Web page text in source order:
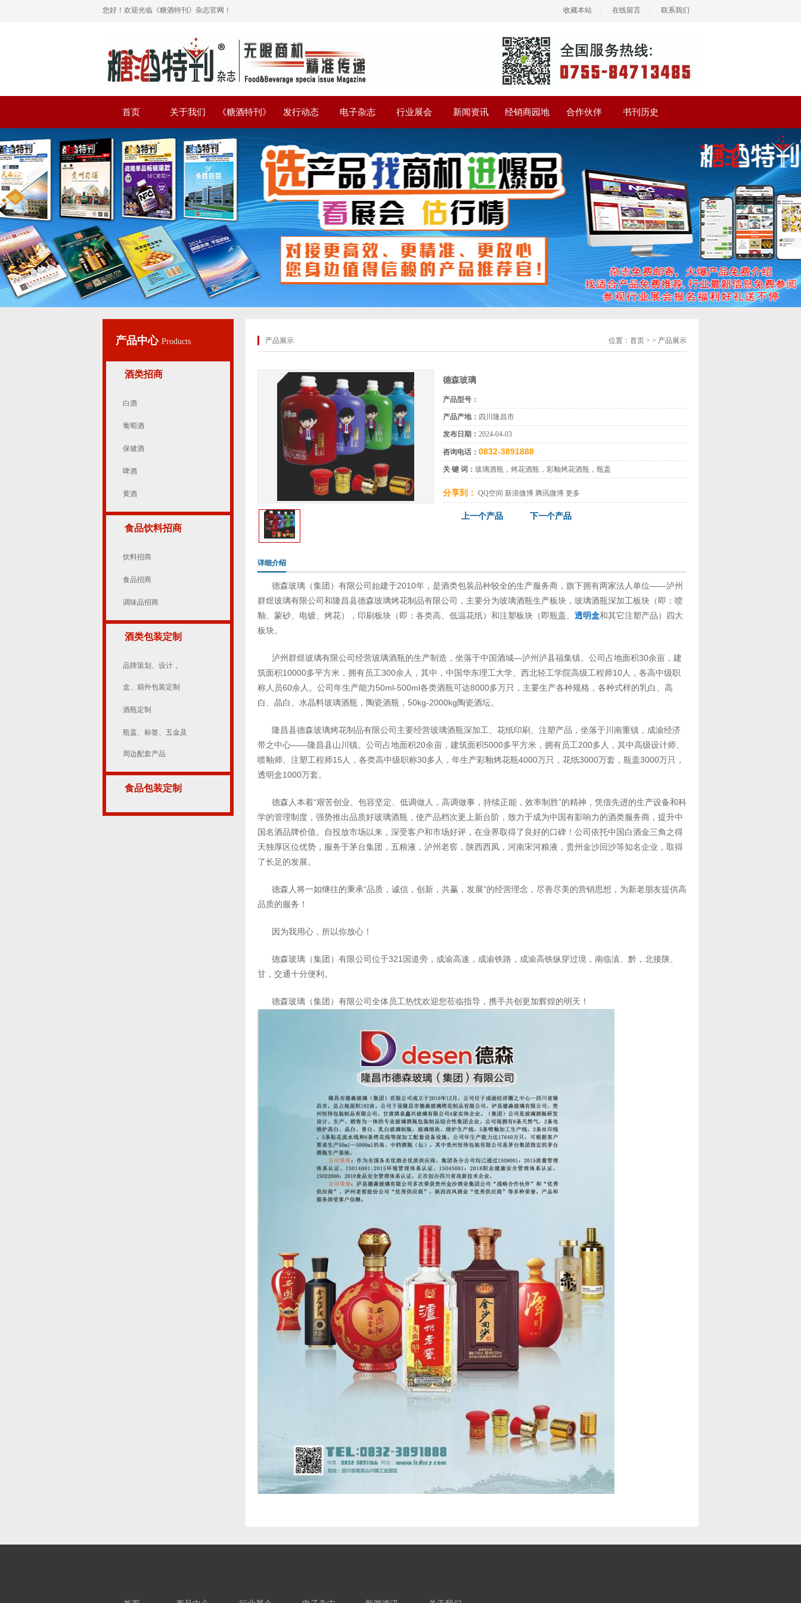
您好！欢迎光临《糖酒特刊》杂志官网！ 收藏本站 在线留言 联系我们
首页 关于我们 《糖酒特刊》 发行动态 电子杂志 行业展会 新闻资讯 经销商园地 合作伙伴 书刊历史
产品中心 Products
酒类招商
白酒
葡萄酒
保健酒
啤酒
黄酒
食品饮料招商
饮料招商
食品招商
调味品招商
酒类包装定制
品牌策划、设计，
盒、箱外包装定制
酒瓶定制
瓶盖、标签、五金及
周边配套产品
食品包装定制
产品展示 位置： 首页 > > 产品展示
德森玻璃
产品型号：
产品产地： 四川隆昌市
发布日期： 2024-04-03
咨询电话： 0832-3891888
关 键 词： 玻璃酒瓶，烤花酒瓶，彩釉烤花酒瓶，瓶盖
分享到： QQ空间 新浪微博 腾讯微博 更多
下一个产品
上一个产品
详细介绍
德森玻璃（集团）有限公司始建于2010年，是酒类包装品种较全的生产服务商，旗下拥有两家法人单位——泸州
群煜玻璃有限公司和隆昌县德森玻璃烤花制品有限公司，主要分为玻璃酒瓶生产板块，玻璃酒瓶深加工板块（即：喷
釉、蒙砂、电镀、烤花），印刷板块（即：各类高、低温花纸）和注塑板块（即瓶盖、 透明盒和其它注塑产品）四大
板块。
泸州群煜玻璃有限公司经营玻璃酒瓶的生产制造，坐落于中国酒城—泸州泸县福集镇。公司占地面积30余亩，建
筑面积10000多平方米，拥有员工300余人，其中，中国华东理工大学、西北轻工学院高级工程师10人，各高中级职
称人员60余人。公司年生产能力50ml-500ml各类酒瓶可达8000多万只，主要生产各种规格，各种式样的乳白、高
白、晶白、水晶料玻璃酒瓶，陶瓷酒瓶，50kg-2000kg陶瓷酒坛。
隆昌县德森玻璃烤花制品有限公司主要经营玻璃酒瓶深加工、花纸印刷、注塑产品，坐落于川南重镇，成渝经济
带之中心——隆昌县山川镇。公司占地面积20余亩，建筑面积5000多平方米，拥有员工200多人，其中高级设计师、
喷釉师、注塑工程师15人，各类高中级职称30多人，年生产彩釉烤花瓶4000万只，花纸3000万套，瓶盖3000万只，
透明盒1000万套。
德森人本着“艰苦创业、包容坚定、低调做人，高调做事，持续正能，效率制胜”的精神，凭借先进的生产设备和科
学的管理制度，强势推出品质好玻璃酒瓶，使产品档次更上新台阶，致力于成为中国有影响力的酒类服务商，提升中
国名酒品牌价值。自投放市场以来，深受客户和市场好评，在业界取得了良好的口碑！公司依托中国白酒金三角之得
天独厚区位优势，服务于茅台集团，五粮液，泸州老窖，陕西西凤，河南宋河粮液，贵州金沙回沙等知名企业，取得
了长足的发展。
德森人将一如继往的秉承“品质，诚信，创新，共赢，发展”的经营理念，尽善尽美的营销思想，为新老朋友提供高
品质的服务！
因为我用心，所以你放心！
德森玻璃（集团）有限公司位于321国道旁，成渝高速，成渝铁路，成渝高铁纵穿过境，南临滇、黔，北接陕、
甘，交通十分便利。
德森玻璃（集团）有限公司全体员工热忱欢迎您莅临指导，携手共创更加辉煌的明天！